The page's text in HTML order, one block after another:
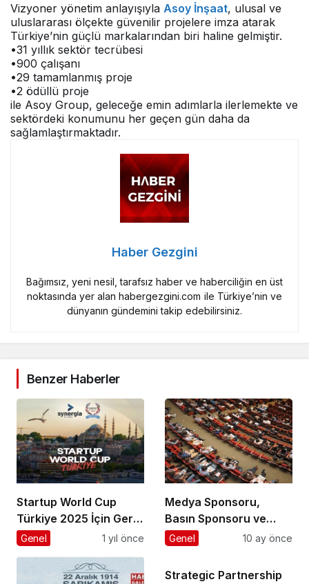
Vizyoner yönetim anlayışıyla Asoy İnşaat, ulusal ve
uluslararası ölçekte güvenilir projelere imza atarak
Türkiye’nin güçlü markalarından biri haline gelmiştir.
•31 yıllık sektör tecrübesi
•900 çalışanı
•29 tamamlanmış proje
•2 ödüllü proje
ile Asoy Group, geleceğe emin adımlarla ilerlemekte ve
sektördeki konumunu her geçen gün daha da
sağlamlaştırmaktadır.
Haber Gezgini
Bağımsız, yeni nesil, tarafsız haber ve haberciliğin en üst
noktasında yer alan habergezgini.com ile Türkiye’nin ve
dünyanın gündemini takip edebilirsiniz.
Benzer Haberler
Startup World Cup
Türkiye 2025 İçin Geri
Sayım!
Genel 1 yıl önce
Medya Sponsoru,
Basın Sponsoru ve
Medya Partneri Ne
Genel 10 ay önce
Strategic Partnership